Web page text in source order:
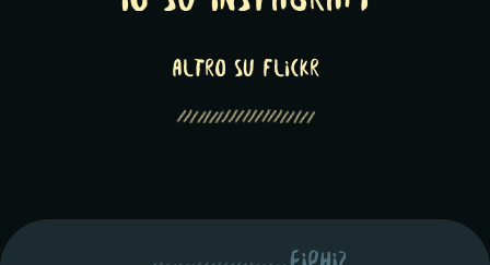
altro su Flickr